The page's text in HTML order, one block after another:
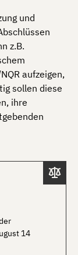
und
z.B.
aufzeigen,
sollen diese
ihre
14